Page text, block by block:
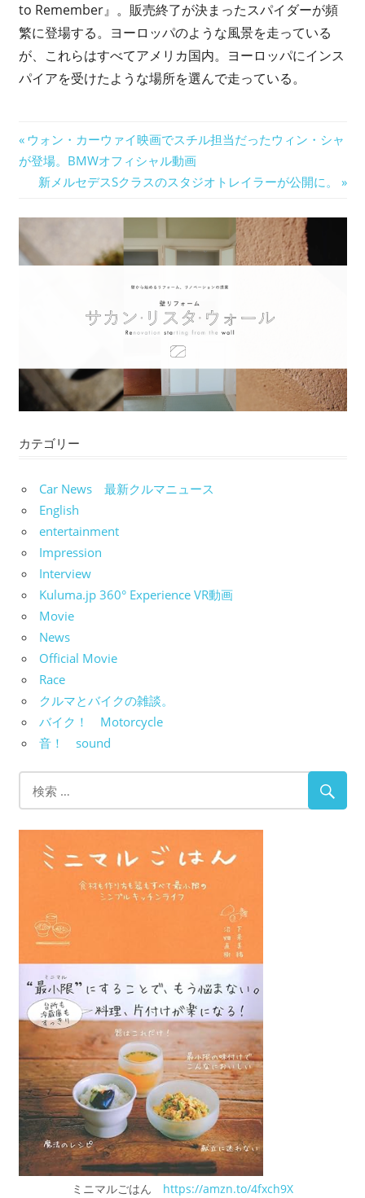
to Remember』。販売終了が決まったスパイダーが頻
繁に登場する。ヨーロッパのような風景を走っている
が、これらはすべてアメリカ国内。ヨーロッパにインス
パイアを受けたような場所を選んで走っている。
パ
イ
フ
ィ
ア
投
稿
ビ
ゲ
ョ
ン
前
の
ウォン・カーウァイ映画でスチル担当だったウィン・シャ
が登場。BMWオフィシャル動画
次
記
新メルセデスSクラスのスタジオトレイラーが公開に。
カテゴリー
Car News 最新クルマニュース
English
entertainment
Impression
Interview
Kuluma.jp 360° Experience VR動画
Movie
News
Official Movie
Race
クルマとバイクの雑談。
バイク！ Motorcycle
音！ sound
ミニマルごはん https://amzn.to/4fxch9X